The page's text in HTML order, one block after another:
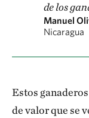
de los
Manuel
Nicaragua
Estos
de valor que se